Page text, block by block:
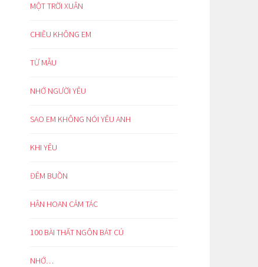
MỘT TRỜI XUÂN
CHIỀU KHÔNG EM
TỪ MẪU
NHỚ NGƯỜI YÊU
SAO EM KHÔNG NÓI YÊU ANH
KHI YÊU
ĐÊM BUỒN
HÂN HOAN CẢM TÁC
100 BÀI THẤT NGÔN BÁT CÚ
NHỚ…